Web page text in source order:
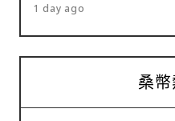
1 day ago
桑